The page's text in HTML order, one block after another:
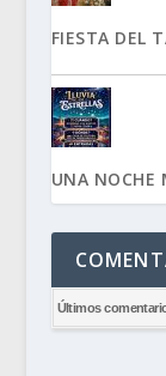
FIESTA DEL
UNA NOCHE
Últimos